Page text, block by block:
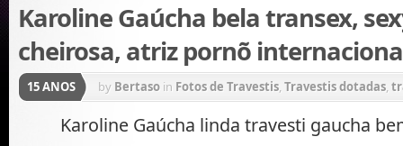
Karoline Gaúcha bela transex,
cheirosa, atriz pornõ
15 ANOS by Bertaso in Fotos de Travestis, Travestis dotadas,
gostosas
Travestis loiras
Karoline Gaúcha linda travesti gaucha